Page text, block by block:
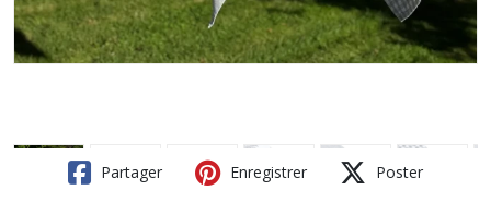
Partager Enregistrer Poster